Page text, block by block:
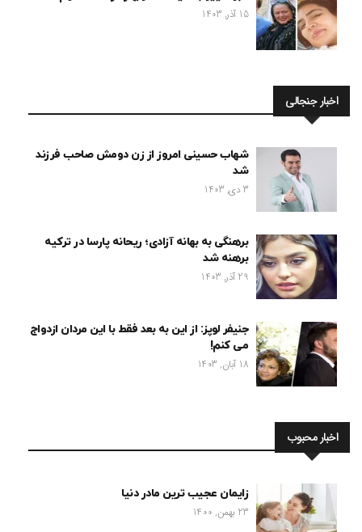
15 آذر, 1403
اخبار جنجالی
شهاب حسینی امروز از زن دومش صاحب فرزند
شد
3 دی, 1403
برهنگی به بهانه آزادی؛ ریحانه پارسا در ترکیه
برهنه شد
29 آذر, 1403
جنیفر لوپز: از این به بعد فقط با این مردان ازدواج
می کنم!
18 آبان, 1403
اخبار محبوب
زایمان عجیب ترین مادر دنیا
23 بهمن, 1400